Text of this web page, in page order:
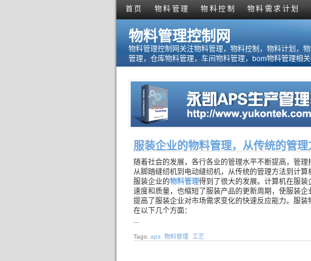
首页 物料管理 物料控制 物料需求计划
物料管理控制网
物料管理控制网关注物料管理，物料控制，物料计划，
管理，仓库物料管理，车间物料管理，bom物料管理相
服装企业的物料管理，从传统的管
随着社会的发展，各行各业的管理水平不断提高，管理
从脚踏缝纫机到电动缝纫机，从传统的管理方法到计算
服装企业的物料管理得到了很大的发展。计算机在服
速度和质量，也缩短了服装产品的更新周期，使服装企
提高了服装企业对市场需求变化的快速反应能力。服
在以下几个方面：
...
Tags: aps 物料管理
工艺